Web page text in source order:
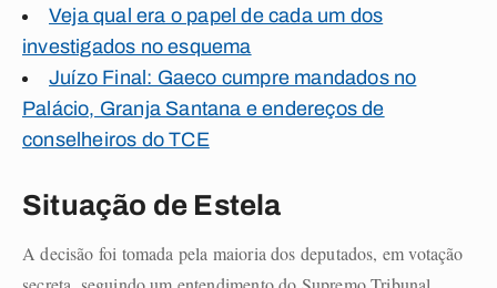
Veja qual era o papel de cada um dos
investigados no esquema
Juízo Final: Gaeco cumpre mandados no
Palácio, Granja Santana e endereços de
conselheiros do TCE
Situação de Estela
A decisão foi tomada pela maioria dos deputados, em votação